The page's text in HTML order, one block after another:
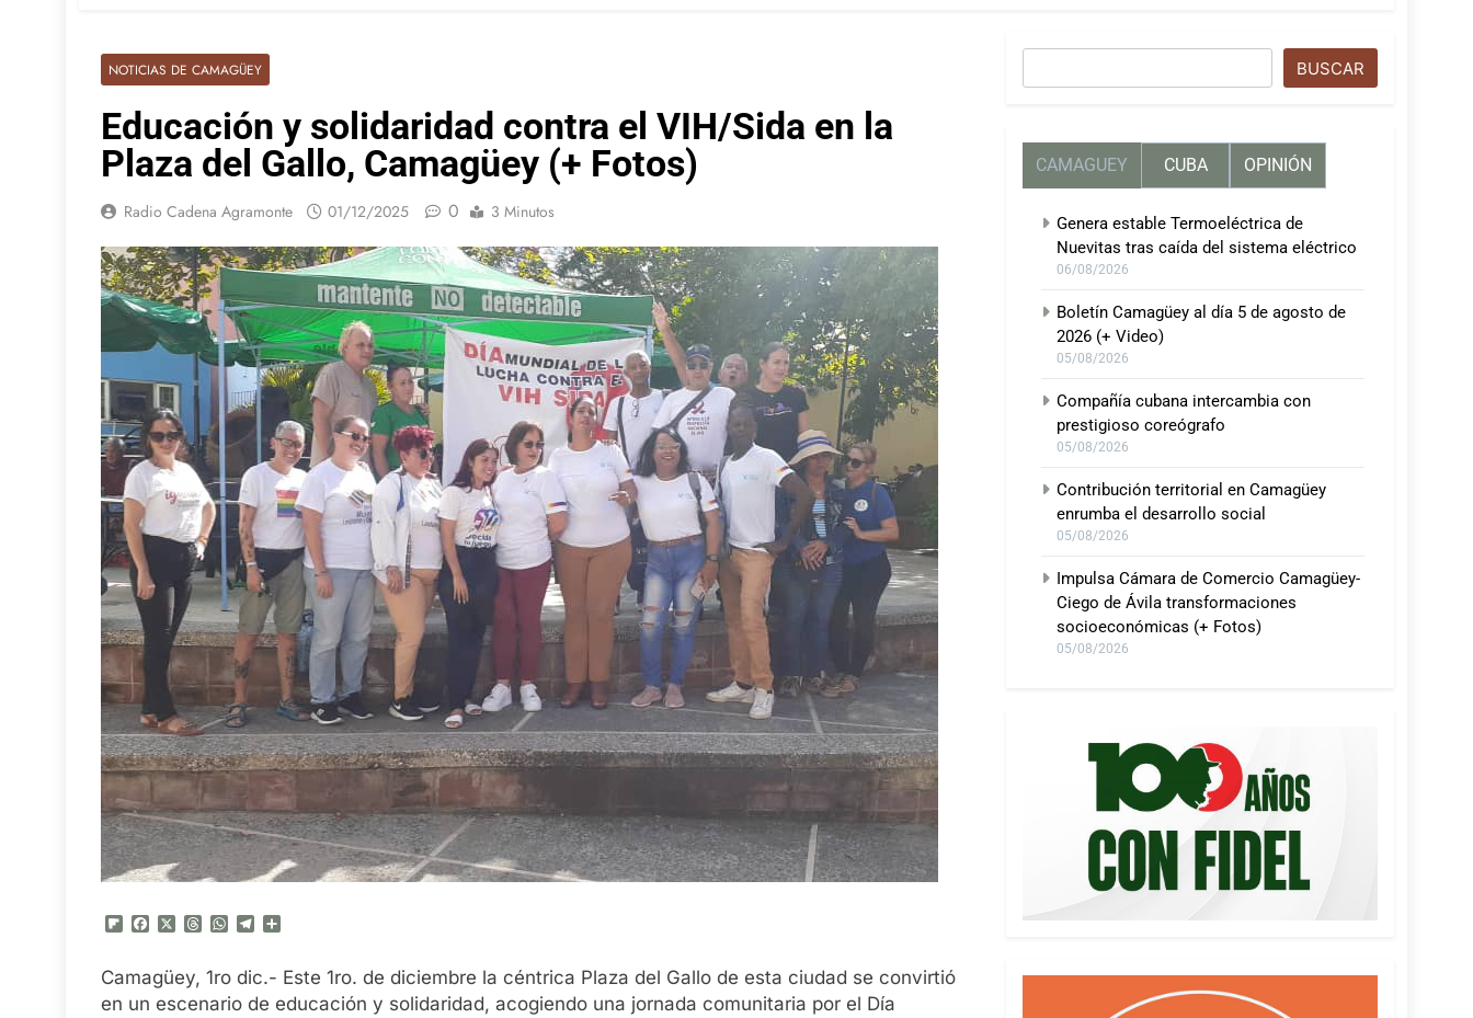
NOTICIAS DE CAMAGÜEY
Educación y solidaridad contra el VIH/Sida en la
Plaza del Gallo, Camagüey (+ Fotos)
Radio Cadena Agramonte 01/12/2025 0 3 Minutos
Flipboard
FacebookThreadsWhatsApp
Telegram
Camagüey, 1ro dic.- Este 1ro. de diciembre la céntrica Plaza del Gallo de esta ciudad se convirtió
en un escenario de educación y solidaridad, acogiendo una jornada comunitaria por el Día
BUSCAR
CAMAGUEY CUBA OPINIÓN
Genera estable Termoeléctrica de
Nuevitas tras caída del sistema eléctrico
06/08/2026
Boletín Camagüey al día 5 de agosto de
2026 (+ Video)
05/08/2026
Compañía cubana intercambia con
prestigioso coreógrafo
05/08/2026
Contribución territorial en Camagüey
enrumba el desarrollo social
05/08/2026
Impulsa Cámara de Comercio Camagüey-
Ciego de Ávila transformaciones
socioeconómicas (+ Fotos)
05/08/2026